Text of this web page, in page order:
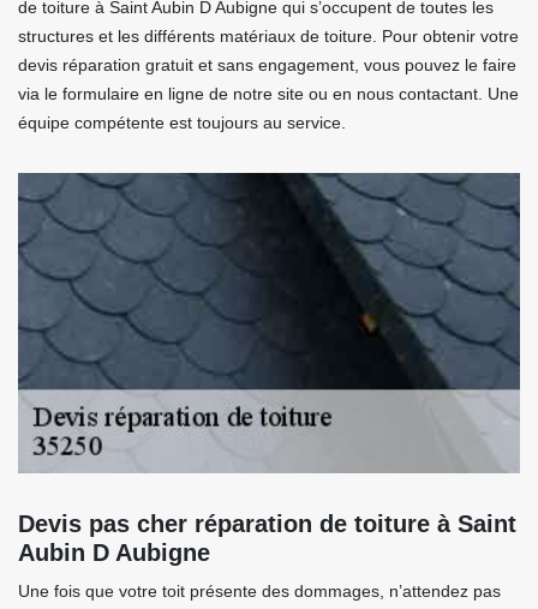
de toiture à Saint Aubin D Aubigne qui s’occupent de toutes les
structures et les différents matériaux de toiture. Pour obtenir votre
devis réparation gratuit et sans engagement, vous pouvez le faire
via le formulaire en ligne de notre site ou en nous contactant. Une
équipe compétente est toujours au service.
Devis pas cher réparation de toiture à Saint
Aubin D Aubigne
Une fois que votre toit présente des dommages, n’attendez pas